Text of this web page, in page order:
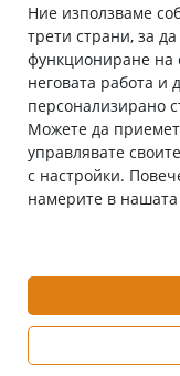
Абонирай се за
С абонамента се
Онлайн аптека,
ePharm
Ние използваме
трети страни, за
функциониране на
неговата работа и
персонализирано
Можете да
управлявате
с настройки.
намерите в нашата